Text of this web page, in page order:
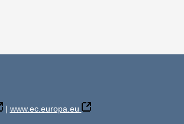
| www.ec.europa.eu